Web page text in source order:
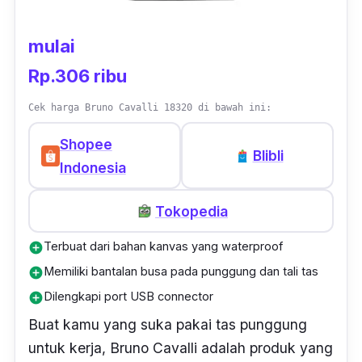
praktis dan stylish untuk kebutuhan
penyimpanan kamu ketika bepergian.
Svggest Reindeer Backpack tersedia dalam
tiga pilihan warna yang berbeda, yaitu Black,
Hazelnut, dan Gipsy. Tas kerja ini memiliki
sandaran bahu yang dapat disesuaikan
panjangnya, sehingga menambah
kenyamananmu saat menggunakannya.
mulai
Rp.306 ribu
Cek harga Bruno Cavalli 18320 di bawah ini:
Shopee
Indonesia
Blibli
Tokopedia
add_circleTerbuat dari bahan kanvas yang waterproof
add_circleMemiliki bantalan busa pada punggung dan tali tas
add_circleDilengkapi port USB connector
Buat kamu yang suka pakai tas punggung
untuk kerja, Bruno Cavalli adalah produk yang